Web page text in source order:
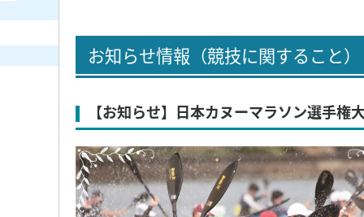
お知らせ情報（競技に関すること）
【お知らせ】日本カヌーマラソン選手